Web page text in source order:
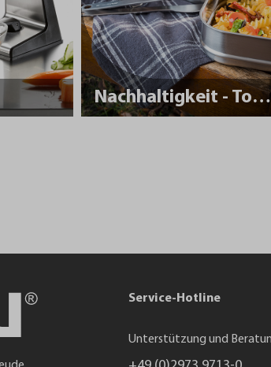
Nachhaltigkeit - To Go
Service-Hotline
Unterstützung und